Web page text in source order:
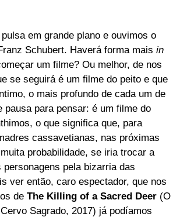
em grande plano e ouvimos o
Schubert. Haverá forma mais in
um filme? Ou melhor, de nos
se seguirá é um filme do peito e que
o mais profundo de cada um de
pausa para pensar: é um filme do
o que significa que, para
cassavetianas, nas próximas
probabilidade, se iria trocar a
personagens pela bizarria das
ver então, caro espectador, que nos
de The Killing of a Sacred Deer (O
Sagrado, 2017) já podíamos